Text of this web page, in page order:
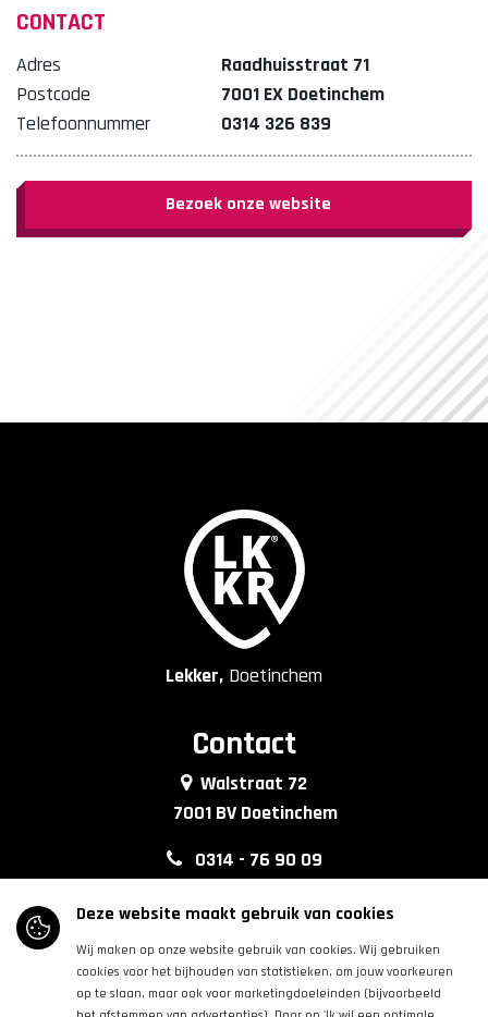
CONTACT
Adres
Raadhuisstraat 71
Postcode
7001 EX Doetinchem
Telefoonnummer
0314 326 839
Bezoek onze website
Lekker, Doetinchem
Contact
Walstraat 72
7001 BV Doetinchem
0314 - 76 90 09
info@lkkrdoetinchem.nl
Volg ons
Deze website maakt gebruik van cookies
Wij maken op onze website gebruik van cookies. Wij gebruiken
cookies voor het bijhouden van statistieken, om jouw voorkeuren
op te slaan, maar ook voor marketingdoeleinden (bijvoorbeeld